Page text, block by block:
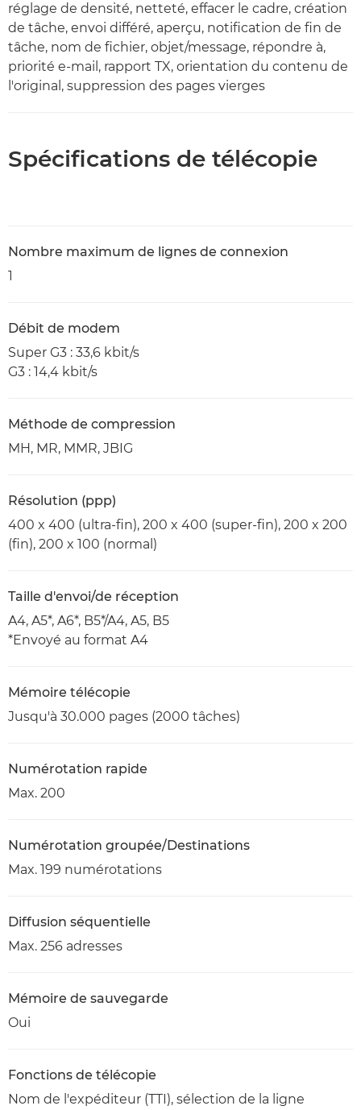
réglage de densité, netteté, effacer le cadre, création
de tâche, envoi différé, aperçu, notification de fin de
tâche, nom de fichier, objet/message, répondre à,
priorité e-mail, rapport TX, orientation du contenu de
l'original, suppression des pages vierges
Spécifications de télécopie
Nombre maximum de lignes de connexion
1
Débit de modem
Super G3 : 33,6 kbit/s
G3 : 14,4 kbit/s
Méthode de compression
MH, MR, MMR, JBIG
Résolution (ppp)
400 x 400 (ultra-fin), 200 x 400 (super-fin), 200 x 200
(fin), 200 x 100 (normal)
Taille d'envoi/de réception
A4, A5*, A6*, B5*/A4, A5, B5
*Envoyé au format A4
Mémoire télécopie
Jusqu'à 30.000 pages (2000 tâches)
Numérotation rapide
Max. 200
Numérotation groupée/Destinations
Max. 199 numérotations
Diffusion séquentielle
Max. 256 adresses
Mémoire de sauvegarde
Oui
Fonctions de télécopie
Nom de l'expéditeur (TTI), sélection de la ligne